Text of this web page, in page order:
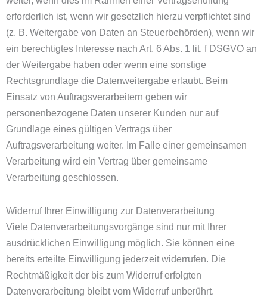
erforderlich ist, wenn wir gesetzlich hierzu verpflichtet sind
(z. B. Weitergabe von Daten an Steuerbehörden), wenn wir
ein berechtigtes Interesse nach Art. 6 Abs. 1 lit. f DSGVO an
der Weitergabe haben oder wenn eine sonstige
Rechtsgrundlage die Datenweitergabe erlaubt. Beim
Einsatz von Auftragsverarbeitern geben wir
personenbezogene Daten unserer Kunden nur auf
Grundlage eines gültigen Vertrags über
Auftragsverarbeitung weiter. Im Falle einer gemeinsamen
Verarbeitung wird ein Vertrag über gemeinsame
Verarbeitung geschlossen.
Widerruf Ihrer Einwilligung zur Datenverarbeitung
Viele Datenverarbeitungsvorgänge sind nur mit Ihrer
ausdrücklichen Einwilligung möglich. Sie können eine
bereits erteilte Einwilligung jederzeit widerrufen. Die
Rechtmäßigkeit der bis zum Widerruf erfolgten
Datenverarbeitung bleibt vom Widerruf unberührt.